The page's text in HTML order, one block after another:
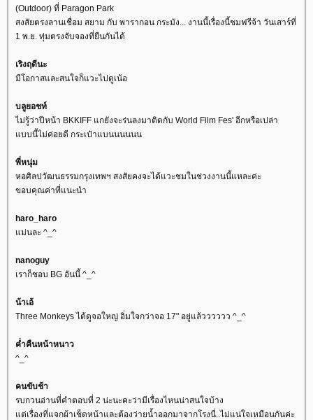
(Outdoor) ที่ Paragon Park
สงสัยตรงลานเชื่อม สยาม กับ พารากอน กระมัง... งานนี้เรื่องนี้ชมฟรีจ้า วันเสาร์ที่
1 พ.ย. ทุ่มตรงจับจองที่ยืนกันได้
เริงฤดีนะ
มีโอกาสและสนใจก็แวะไปดูเน้อ
บลูยอชท์
ไม่รู้ว่าปีหน้า BKKIFF แกยังจะร่นลงมาติดกับ World Film Fes' อีกหรือเปล่า
บบนี้ไม่ค่อยดี กระเป๋าแบนนนนนน
พี่หนุ่ม
หอศิลปวัฒนธรรมกรุงเทพฯ สงสัยคงจะได้แวะชมในช่วงงานนี้แหละค่ะ
ขอบคุณค่าที่แนะนำ
haro_haro
ม่นละ ^_^
nanoguy
เราก็ชอบ BG อันนี้ ^_^
น้าเอ้
Three Monkeys ได้ดูจอใหญ่ อิ่มใจกว่าจอ 17" อยู่แล้วววววว ^_^
ค่ำคืนหน้าหนาว
^_^
คนขับช้า
รบกวนอ่านที่คำตอบที่ 2 น่ะนะคะว่ามีเรื่องไหนน่าสนใจบ้าง
ต่เรื่องที่แจกผ้าเช็ดหน้าและต้องว่ายน้ำออกมาจากโรงนี่..ไม่แน่ใจเหมือนกันค่ะ